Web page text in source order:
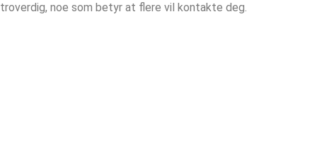
troverdig, noe som betyr at flere vil kontakte deg.